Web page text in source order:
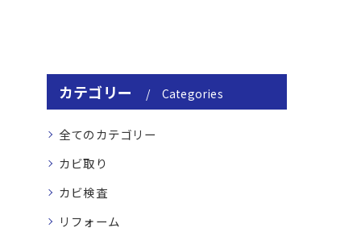
カテゴリー Categories
全てのカテゴリー
カビ取り
カビ検査
リフォーム